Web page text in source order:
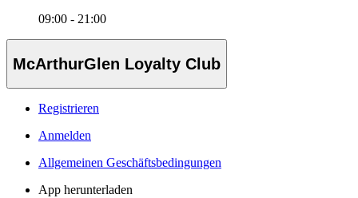
09:00 - 21:00
McArthurGlen Loyalty Club
Registrieren
Anmelden
Allgemeinen Geschäftsbedingungen
App herunterladen